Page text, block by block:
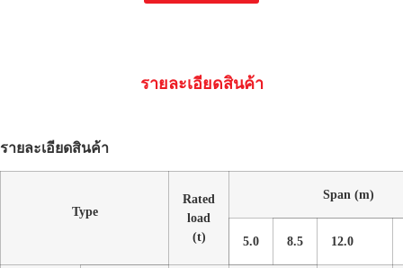
รายละเอียดสินค้า
รายละเอียดสินค้า
Type
Rated
load
(t)
Span (m)
5.0 8.5 12.0